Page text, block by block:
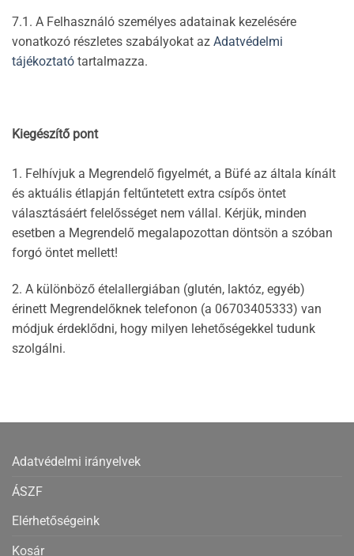
7.1. A Felhasználó személyes adatainak kezelésére
vonatkozó részletes szabályokat az Adatvédelmi
tájékoztató tartalmazza.
Kiegészítő pont
1. Felhívjuk a Megrendelő figyelmét, a Büfé az általa kínált
és aktuális étlapján feltűntetett extra csípős öntet
választásáért felelősséget nem vállal. Kérjük, minden
esetben a Megrendelő megalapozottan döntsön a szóban
forgó öntet mellett!
2. A különböző ételallergiában (glutén, laktóz, egyéb)
érinett Megrendelőknek telefonon (a 06703405333) van
módjuk érdeklődni, hogy milyen lehetőségekkel tudunk
szolgálni.
Adatvédelmi irányelvek
ÁSZF
Elérhetőségeink
Kosár